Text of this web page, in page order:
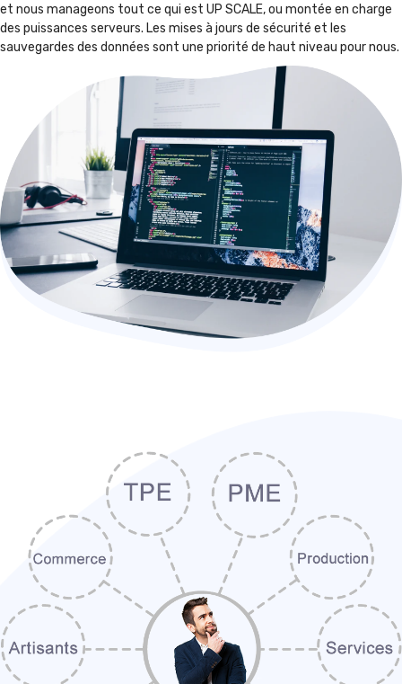
et nous manageons tout ce qui est UP SCALE, ou montée en charge
des puissances serveurs. Les mises à jours de sécurité et les
sauvegardes des données sont une priorité de haut niveau pour nous.